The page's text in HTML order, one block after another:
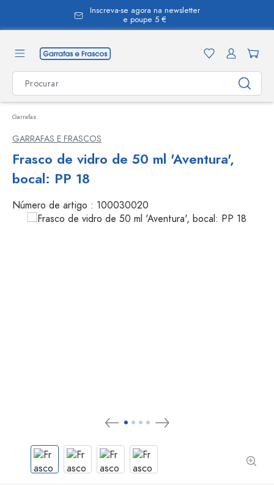
Inscreva-se agora na newsletter
e poupe 5 €
Garrafas
GARRAFAS E FRASCOS
Frasco de vidro de 50 ml 'Aventura',
bocal: PP 18
Número de artigo : 100030020